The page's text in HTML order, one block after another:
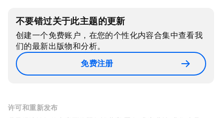
不要错过关于此主题的更新
创建一个免费账户，在您的个性化内容合集中查看我
们的最新出版物和分析。
免费注册
许可和重新发布